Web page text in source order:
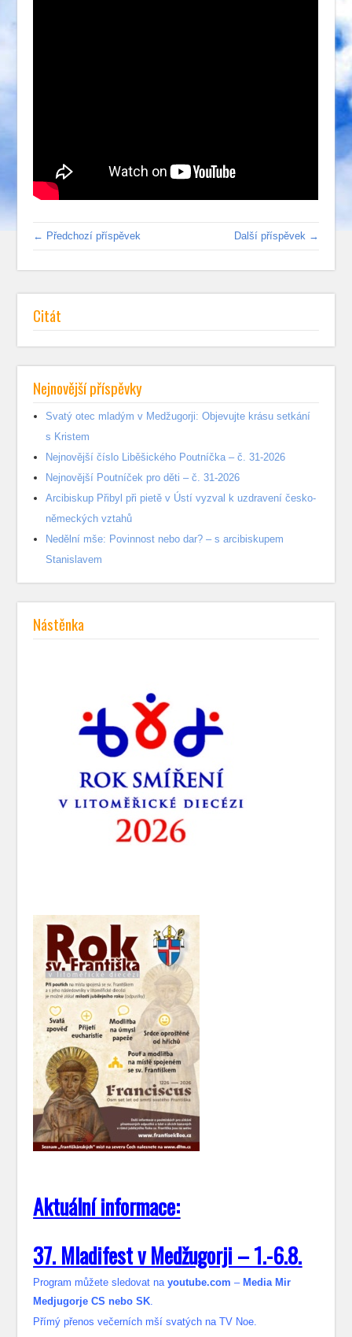
← Předchozí příspěvek Další příspěvek →
Citát
Nejnovější příspěvky
Svatý otec mladým v Medžugorji: Objevujte krásu setkání
s Kristem
Nejnovější číslo Liběšického Poutníčka – č. 31-2026
Nejnovější Poutníček pro děti – č. 31-2026
Arcibiskup Přibyl při pietě v Ústí vyzval k uzdravení česko-
německých vztahů
Nedělní mše: Povinnost nebo dar? – s arcibiskupem
Stanislavem
Nástěnka
Aktuální informace:
37. Mladifest v Medžugorji – 1.-6.8.
Program můžete sledovat nayoutube.com – Media Mir
Medjugorje CS nebo SK.
Přímý přenos večerních mší svatých na TV Noe.